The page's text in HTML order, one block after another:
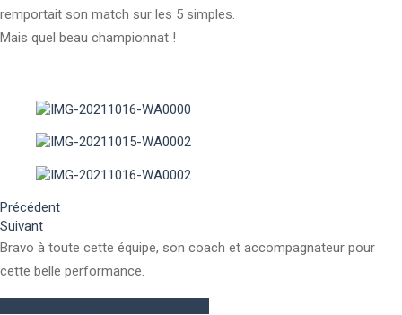
remportait son match sur les 5 simples.
Mais quel beau championnat !
Précédent
Suivant
Bravo à toute cette équipe, son coach et accompagnateur pour
cette belle performance.